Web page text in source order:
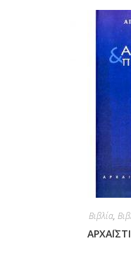
Βιβλία,